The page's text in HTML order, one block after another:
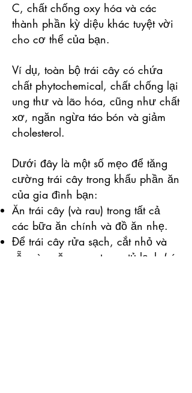
C, chất chống oxy hóa và các
thành phần kỳ diệu khác tuyệt vời
cho cơ thể của bạn.
Ví dụ, toàn bộ trái cây có chứa
chất phytochemical, chất chống lại
ung thư và lão hóa, cũng như chất
xơ, ngăn ngừa táo bón và giảm
cholesterol.
Dưới đây là một số mẹo để tăng
cường trái cây trong khẩu phần ăn
của gia đình bạn:
Ăn trái cây (và rau) trong tất cả
các bữa ăn chính và đồ ăn nhẹ.
Để trái cây rửa sạch, cắt nhỏ và
sẵn sàng ăn ngay trong tủ lạnh (ví